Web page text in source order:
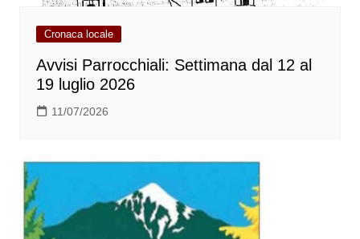
Cronaca locale
Avvisi Parrocchiali: Settimana dal 12 al
19 luglio 2026
11/07/2026